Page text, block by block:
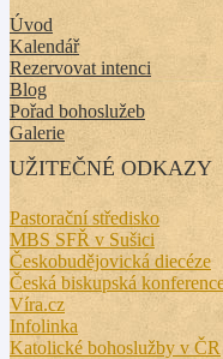
Úvod
Kalendář
Rezervovat intenci
Blog
Pořad bohoslužeb
Galerie
UŽITEČNÉ ODKAZY
Pastorační středisko
MBS SFŘ v Sušici
Českobudějovická diecéze
Česká biskupská
Víra.cz
Infolinka
Katolické bohoslužby v ČR